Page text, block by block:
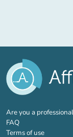
Are you a
FAQ
Terms of use